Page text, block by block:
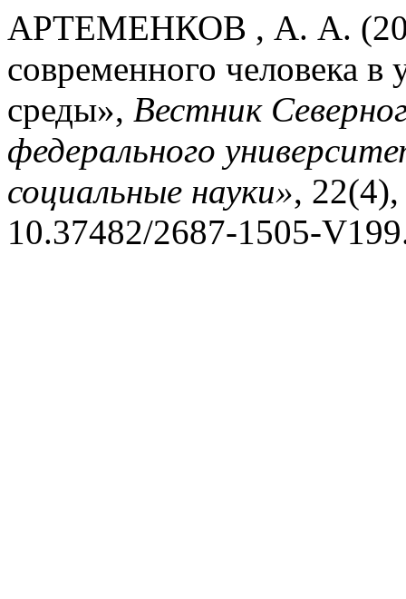
АРТЕМЕНКОВ , А. А.
современного человека в
среды», Вестник
федерального
социальные науки»,
10.37482/2687-1505-